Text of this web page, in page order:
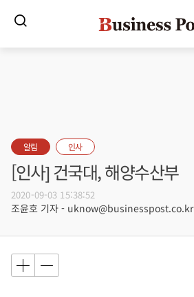
알림 인사
[인사] 건국대, 해양수산부
2020-09-03 15:38:52
조윤호 기자 - uknow@businesspost.co.kr